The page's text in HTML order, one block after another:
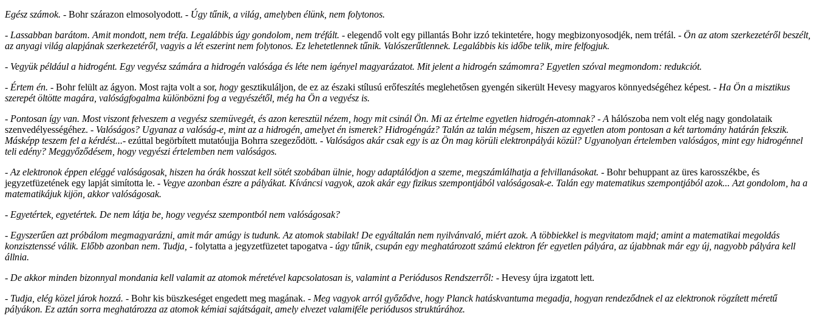
Egész számok. - Bohr szárazon elmosolyodott. - Úgy tűnik, a világ, amelyben élünk, nem folytonos.
- Lassabban barátom. Amit mondott, nem tréfa. Legalábbis úgy gondolom, nem tréfált. - elegendő volt egy pillantás Bohr izzó tekintetére, hogy megbizonyosodjék, nem tréfál. - Ön az atom szerkezetéről beszélt,
az anyagi világ alapjának szerkezetéről, vagyis a lét eszerint nem folytonos. Ez lehetetlennek tűnik. Valószerűtlennek. Legalábbis kis időbe telik, mire felfogjuk.
- Vegyük például a hidrogént. Egy vegyész számára a hidrogén valósága és léte nem igényel magyarázatot. Mit jelent a hidrogén számomra? Egyetlen szóval megmondom: redukciót.
- Értem én. - Bohr felült az ágyon. Most rajta volt a sor, hogy gesztikuláljon, de ez az északi stílusú erőfeszítés meglehetősen gyengén sikerült Hevesy magyaros könnyedségéhez képest. - Ha Ön a misztikus
szerepét öltötte magára, valóságfogalma különbözni fog a vegyészétől, még ha Ön a vegyész is.
- Pontosan így van. Most viszont felveszem a vegyész szemüvegét, és azon keresztül nézem, hogy mit csinál Ön. Mi az értelme egyetlen hidrogén-atomnak? - A hálószoba nem volt elég nagy gondolataik
szenvedélyességéhez. - Valóságos? Ugyanaz a valóság-e, mint az a hidrogén, amelyet én ismerek? Hidrogéngáz? Talán az talán mégsem, hiszen az egyetlen atom pontosan a két tartomány határán fekszik.
Másképp teszem fel a kérdést...- ezúttal begörbített mutatóujja Bohrra szegeződött. - Valóságos akár csak egy is az Ön mag körüli elektronpályái közül? Ugyanolyan értelemben valóságos, mint egy hidrogénnel
teli edény? Meggyőződésem, hogy vegyészi értelemben nem valóságos.
- Az elektronok éppen eléggé valóságosak, hiszen ha órák hosszat kell sötét szobában ülnie, hogy adaptálódjon a szeme, megszámlálhatja a felvillanásokat. - Bohr behuppant az üres karosszékbe, és
jegyzetfüzetének egy lapját simította le. - Vegye azonban észre a pályákat. Kíváncsi vagyok, azok akár egy fizikus szempontjából valóságosak-e. Talán egy matematikus szempontjából azok... Azt gondolom, ha a
matematikájuk kijön, akkor valóságosak.
- Egyetértek, egyetértek. De nem látja be, hogy vegyész szempontból nem valóságosak?
- Egyszerűen azt próbálom megmagyarázni, amit már amúgy is tudunk. Az atomok stabilak! De egyáltalán nem nyilvánvaló, miért azok. A többiekkel is megvitatom majd; amint a matematikai megoldás
konzisztenssé válik. Előbb azonban nem. Tudja, - folytatta a jegyzetfüzetet tapogatva - úgy tűnik, csupán egy meghatározott számú elektron fér egyetlen pályára, az újabbnak már egy új, nagyobb pályára kell
állnia.
- De akkor minden bizonnyal mondania kell valamit az atomok méretével kapcsolatosan is, valamint a Periódusos Rendszerről: - Hevesy újra izgatott lett.
- Tudja, elég közel járok hozzá. - Bohr kis büszkeséget engedett meg magának. - Meg vagyok arról győződve, hogy Planck hatáskvantuma megadja, hogyan rendeződnek el az elektronok rögzített méretű
pályákon. Ez aztán sorra meghatározza az atomok kémiai sajátságait, amely elvezet valamiféle periódusos struktúrához.